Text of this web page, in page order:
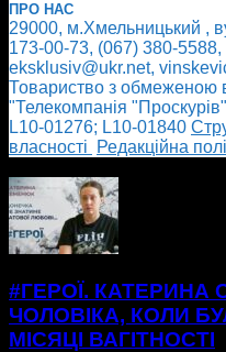
ПРО НАС
29000, м.Хмельницький ,
173-00-73, (067) 380-
eksklusiv@ukr.net,
Товариство з обмеженою
"Телекомпанія
L10-01276; L10-01840
власності
Редакційна
#ГЕРОЇ.
ЧОЛОВІКА, КОЛИ
МІСЯЦІ ВАГІТНОСТІ